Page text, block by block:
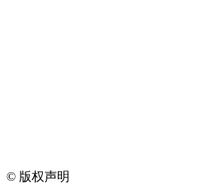
© 版权声明